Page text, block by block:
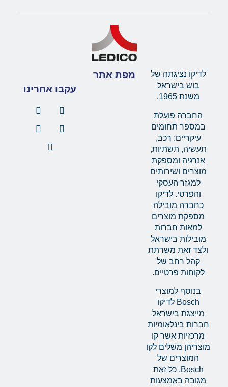
לדיקו נציגתה של
בוש בישראל
משנת 1965.
החברה פועלת
במספר תחומים
עיקריים: רכב,
תעשיה, תשתיות,
אנרגיה ומספקת
מוצרים ושירותים
למגזר העסקי
והפרטי. לדיקו
כחברה מובילה
מספקת מוצרים
למאות חברות
מובילות בישראל
ולצד זאת משרתת
קהל רחב של
לקוחות פרטיים.
בנוסף למוצרי
Bosch לדיקו
מייצגת בישראל
חברות בינלאומיות
מרכזיות אשר קו
מוצריהן משלים לקו
המוצרים של
Bosch. כל זאת
מגובה באמצעות
מפת אתר
עקבו אחרינו